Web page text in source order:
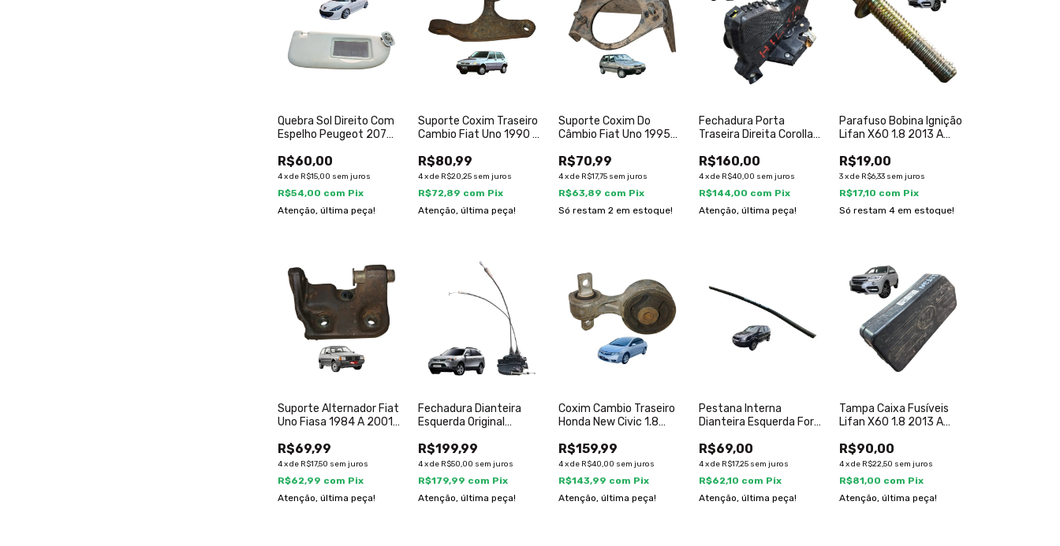
Quebra Sol Direito Com
Espelho Peugeot 207
R$60,00
4xde R$15,00 sem juros
R$54,00 com Pix
Atenção, última peça!
Suporte Coxim Traseiro
Cambio Fiat Uno 1990 A
R$80,99
4xde R$20,25 sem juros
R$72,89 com Pix
Atenção, última peça!
Suporte Coxim Do
Câmbio Fiat Uno 1995
R$70,99
4xde R$17,75 sem juros
R$63,89 com Pix
Só restam2 em estoque!
Fechadura Porta
Traseira Direita Corolla
R$160,00
4xde R$40,00 sem juros
R$144,00 com Pix
Atenção, última peça!
Parafuso Bobina Ignição
Lifan X60 1.8 2013 A
R$19,00
3xde R$6,33 sem juros
R$17,10 com Pix
Só restam4 em estoque!
Suporte Alternador Fiat
Uno Fiasa 1984 A 2001
R$69,99
4xde R$17,50 sem juros
R$62,99 com Pix
Atenção, última peça!
Fechadura Dianteira
Esquerda Original
R$199,99
4xde R$50,00 sem juros
R$179,99 com Pix
Atenção, última peça!
Coxim Cambio Traseiro
Honda New Civic 1.8
R$159,99
4xde R$40,00 sem juros
R$143,99 com Pix
Atenção, última peça!
Pestana Interna
Dianteira Esquerda Ford
R$69,00
4xde R$17,25 sem juros
R$62,10 com Pix
Atenção, última peça!
Tampa Caixa Fusíveis
Lifan X60 1.8 2013 A
R$90,00
4xde R$22,50 sem juros
R$81,00 com Pix
Atenção, última peça!